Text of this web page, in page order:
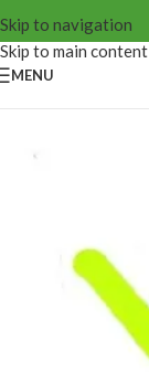
Skip to navigation
Skip to main content
MENU